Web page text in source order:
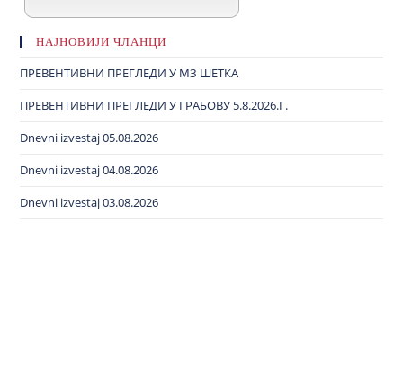
НАЈНОВИЈИ ЧЛАНЦИ
ПРЕВЕНТИВНИ ПРЕГЛЕДИ У МЗ ШЕТКА
ПРЕВЕНТИВНИ ПРЕГЛЕДИ У ГРАБОВУ 5.8.2026.Г.
Dnevni izvestaj 05.08.2026
Dnevni izvestaj 04.08.2026
Dnevni izvestaj 03.08.2026